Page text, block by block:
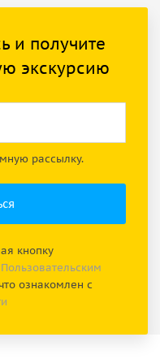
и получите
экскурсию
рассылку.
кнопку
Пользовательским
ознакомлен с